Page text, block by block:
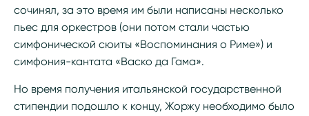
сочинял, за это время им были написаны несколько
пьес для оркестров (они потом стали частью
симфонической сюиты «Воспоминания о Риме») и
симфония-кантата «Васко да Гама».
Но время получения итальянской государственной
стипендии подошло к концу, Жоржу необходимо было